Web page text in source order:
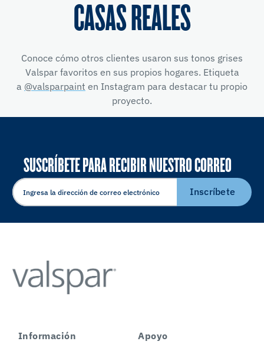
CASAS REALES
Conoce cómo otros clientes usaron sus tonos grises
Valspar favoritos en sus propios hogares. Etiqueta
a @valsparpaint en Instagram para destacar tu propio
proyecto.
SUSCRÍBETE PARA RECIBIR NUESTRO CORREO
ELECTRÓNICO
Inscríbete
Información
Apoyo